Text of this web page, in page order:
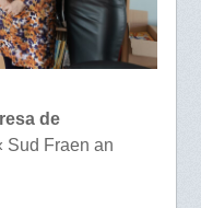
de
Sud Fraen an